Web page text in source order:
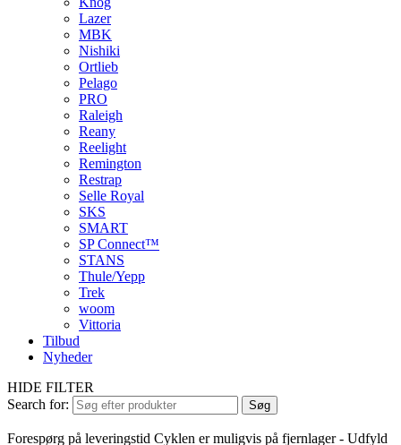
Lazer
MBK
Nishiki
Ortlieb
Pelago
PRO
Raleigh
Reany
Reelight
Remington
Restrap
Selle Royal
SKS
SMART
SP Connect™
STANS
Thule/Yepp
Trek
woom
Vittoria
Tilbud
Nyheder
HIDE FILTER
Search for:
Søg
Forespørg på leveringstid Cyklen er muligvis på fjernlager - Udfyld